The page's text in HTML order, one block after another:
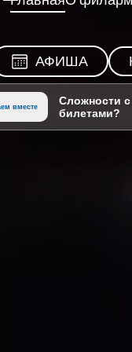
АФИША
вместе
Сложности
билетами?